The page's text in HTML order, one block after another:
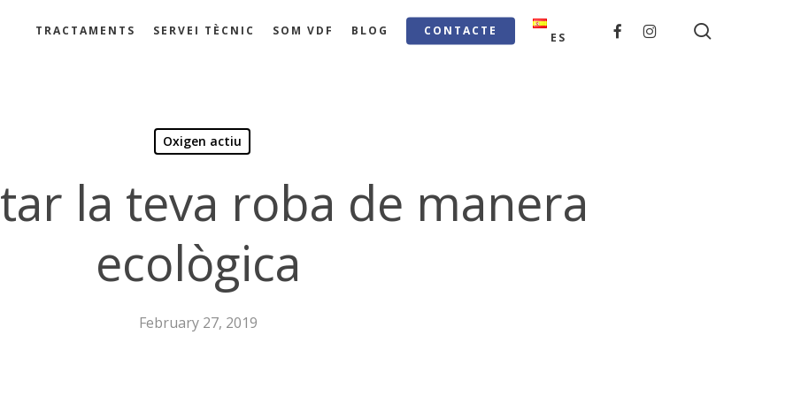
TRACTAMENTS SERVEI TÈCNIC SOM VDF BLOG CONTACTE ES
FACEBOOKINSTAGRAM
Oxigen actiu
la teva roba de manera
ecològica
February 27, 2019